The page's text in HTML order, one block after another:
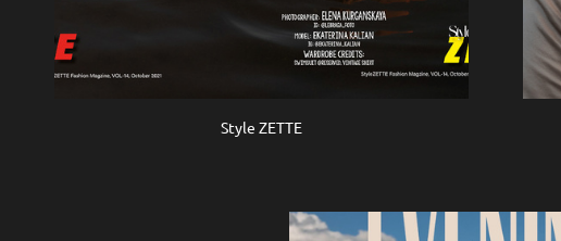
Style ZETTE